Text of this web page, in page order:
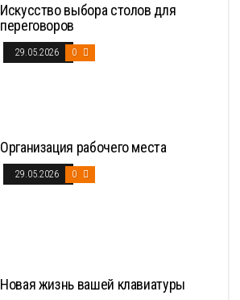
Искусство выбора столов для
переговоров
29.05.2026 0
Организация рабочего места
29.05.2026 0
Новая жизнь вашей клавиатуры